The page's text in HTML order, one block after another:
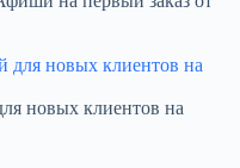
новых клиентов на